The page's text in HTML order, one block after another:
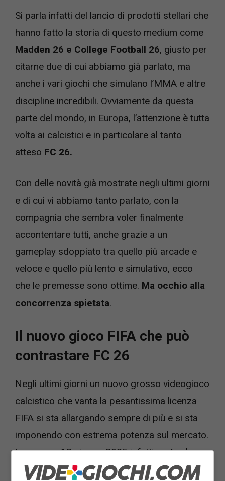
Si parla infatti del lancio di prodotti stellari che
hanno fatto la storia di questo medium come
Madden 26 e College Football 26, giusto per
citarne due di cui abbiamo già parlato, ma
anche i vari giochi che simulano l’MMA e altre
discipline incredibili. Ovviamente da questa
parte del mondo, in Europa, l’attenzione è tutta
volta ai calcistici e in particolare al tanto
atteso FC 26.
Con delle novità già mostrate negli ultimi giorni
e di cui vi abbiamo tanto parlato, con la
compagnia che sembra voler finalmente
accontentare tutti, anche grazie a un
gameplay sdoppiato tra quello più arcade e
veloce e quello più lento e simulativo, ecco
che le premesse sono ottime. Ma occhio alla
concorrenza spietata.
Il nuovo gioco FIFA che può
contrastare FC 26
Negli ultimi giorni un nuovo grosso videogioco
calcistico che vanta la pesantissima licenza
FIFA si sta allargando sempre di più e si sta
imponendo con estrema potenza sul mercato.
Lo scorso 12 giugno 2025 infatti su Apple
App Store e Google Play è arrivatoFIFA Rivals